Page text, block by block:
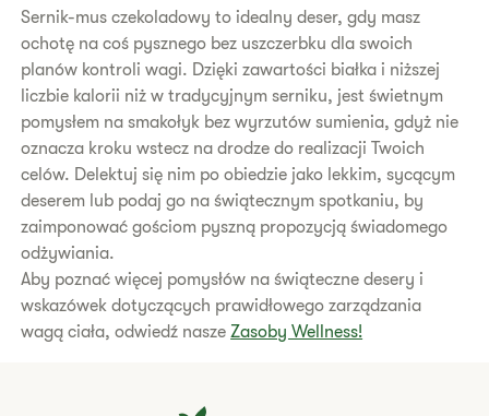
Sernik-mus czekoladowy to idealny deser, gdy masz
ochotę na coś pysznego bez uszczerbku dla swoich
planów kontroli wagi. Dzięki zawartości białka i niższej
liczbie kalorii niż w tradycyjnym serniku, jest świetnym
pomysłem na smakołyk bez wyrzutów sumienia, gdyż nie
oznacza kroku wstecz na drodze do realizacji Twoich
celów. Delektuj się nim po obiedzie jako lekkim, sycącym
deserem lub podaj go na świątecznym spotkaniu, by
zaimponować gościom pyszną propozycją świadomego
odżywiania.
Aby poznać więcej pomysłów na świąteczne desery i
wskazówek dotyczących prawidłowego zarządzania
wagą ciała, odwiedź naszeZasoby Wellness!